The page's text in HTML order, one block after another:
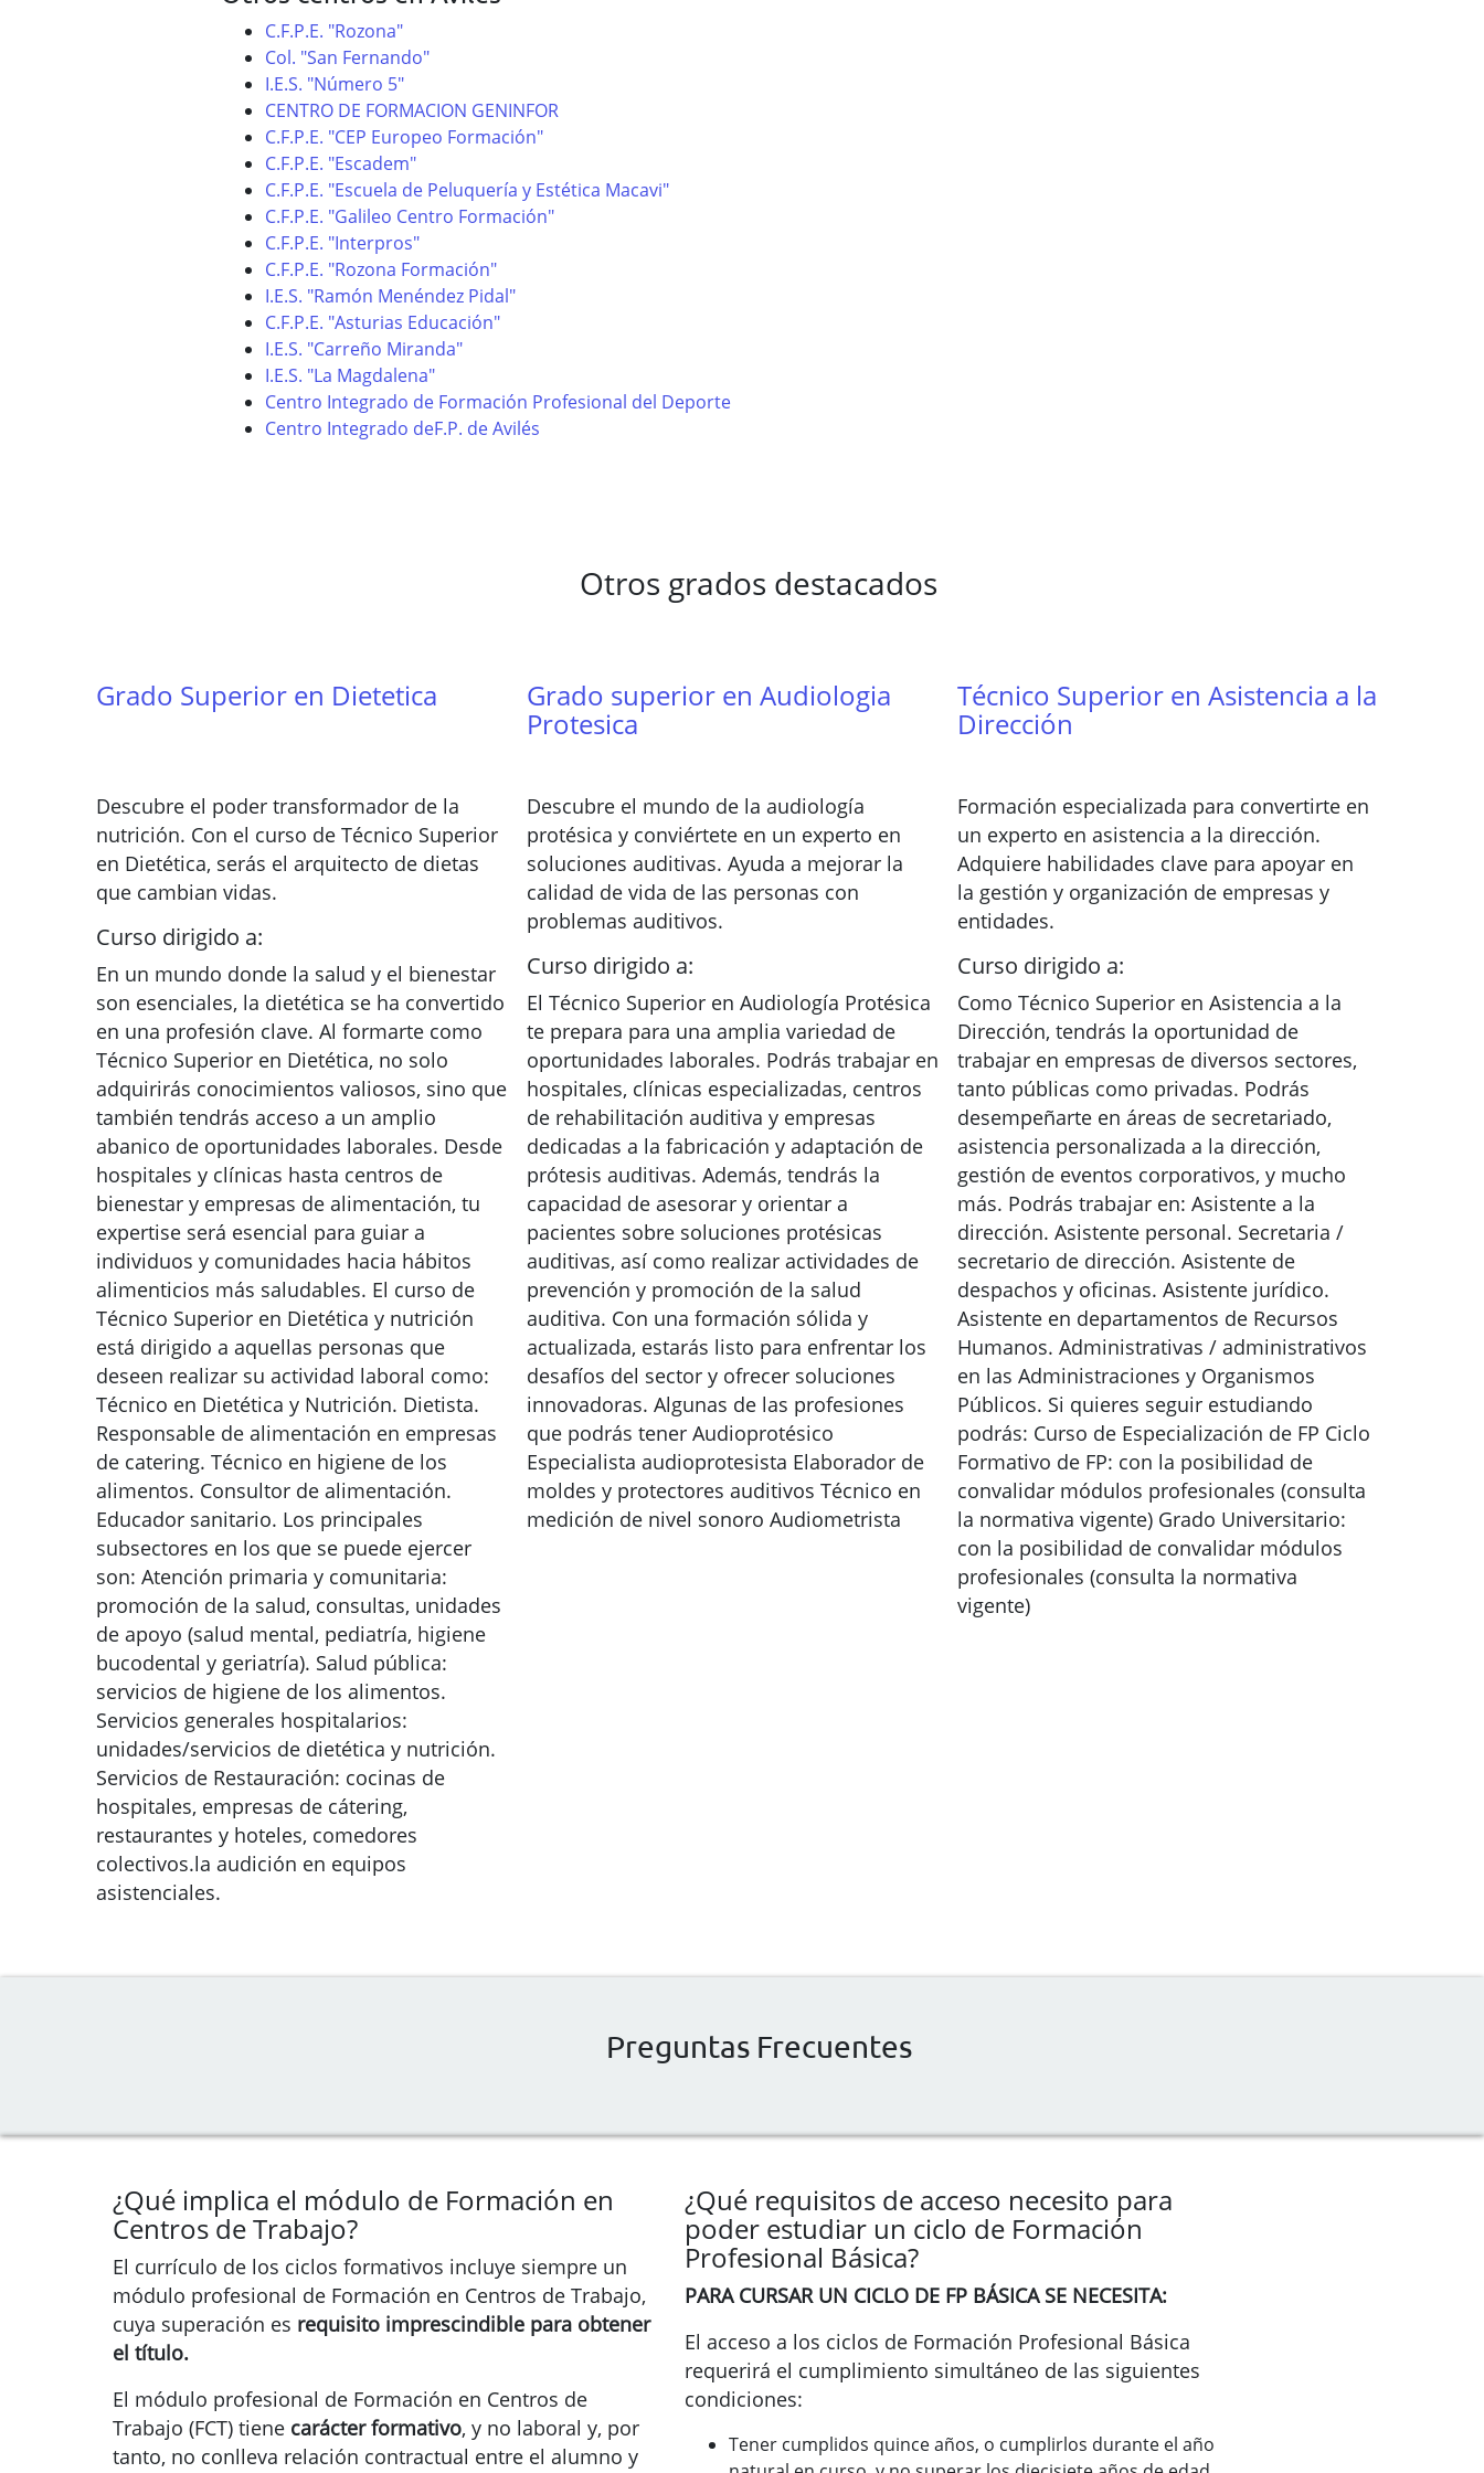
C.F.P.E. "Rozona"
Col. "San Fernando"
I.E.S. "Número 5"
CENTRO DE FORMACION GENINFOR
C.F.P.E. "CEP Europeo Formación"
C.F.P.E. "Escadem"
C.F.P.E. "Escuela de Peluquería y Estética Macavi"
C.F.P.E. "Galileo Centro Formación"
C.F.P.E. "Interpros"
C.F.P.E. "Rozona Formación"
I.E.S. "Ramón Menéndez Pidal"
C.F.P.E. "Asturias Educación"
I.E.S. "Carreño Miranda"
I.E.S. "La Magdalena"
Centro Integrado de Formación Profesional del Deporte
Centro Integrado deF.P. de Avilés
Otros grados destacados
Grado Superior en Dietetica
Descubre el poder transformador de la
nutrición. Con el curso de Técnico Superior
en Dietética, serás el arquitecto de dietas
que cambian vidas.
Curso dirigido a:
En un mundo donde la salud y el bienestar
son esenciales, la dietética se ha convertido
en una profesión clave. Al formarte como
Técnico Superior en Dietética, no solo
adquirirás conocimientos valiosos, sino que
también tendrás acceso a un amplio
abanico de oportunidades laborales. Desde
hospitales y clínicas hasta centros de
bienestar y empresas de alimentación, tu
expertise será esencial para guiar a
individuos y comunidades hacia hábitos
alimenticios más saludables. El curso de
Técnico Superior en Dietética y nutrición
está dirigido a aquellas personas que
deseen realizar su actividad laboral como:
Técnico en Dietética y Nutrición. Dietista.
Responsable de alimentación en empresas
de catering. Técnico en higiene de los
alimentos. Consultor de alimentación.
Educador sanitario. Los principales
subsectores en los que se puede ejercer
son: Atención primaria y comunitaria:
promoción de la salud, consultas, unidades
de apoyo (salud mental, pediatría, higiene
bucodental y geriatría). Salud pública:
servicios de higiene de los alimentos.
Servicios generales hospitalarios:
unidades/servicios de dietética y nutrición.
Servicios de Restauración: cocinas de
hospitales, empresas de cátering,
restaurantes y hoteles, comedores
colectivos.la audición en equipos
asistenciales.
Grado superior en Audiologia
Protesica
Descubre el mundo de la audiología
protésica y conviértete en un experto en
soluciones auditivas. Ayuda a mejorar la
calidad de vida de las personas con
problemas auditivos.
Curso dirigido a:
El Técnico Superior en Audiología Protésica
te prepara para una amplia variedad de
oportunidades laborales. Podrás trabajar en
hospitales, clínicas especializadas, centros
de rehabilitación auditiva y empresas
dedicadas a la fabricación y adaptación de
prótesis auditivas. Además, tendrás la
capacidad de asesorar y orientar a
pacientes sobre soluciones protésicas
auditivas, así como realizar actividades de
prevención y promoción de la salud
auditiva. Con una formación sólida y
actualizada, estarás listo para enfrentar los
desafíos del sector y ofrecer soluciones
innovadoras. Algunas de las profesiones
que podrás tener Audioprotésico
Especialista audioprotesista Elaborador de
moldes y protectores auditivos Técnico en
medición de nivel sonoro Audiometrista
Técnico Superior en Asistencia a la
Dirección
Formación especializada para convertirte en
un experto en asistencia a la dirección.
Adquiere habilidades clave para apoyar en
la gestión y organización de empresas y
entidades.
Curso dirigido a:
Como Técnico Superior en Asistencia a la
Dirección, tendrás la oportunidad de
trabajar en empresas de diversos sectores,
tanto públicas como privadas. Podrás
desempeñarte en áreas de secretariado,
asistencia personalizada a la dirección,
gestión de eventos corporativos, y mucho
más. Podrás trabajar en: Asistente a la
dirección. Asistente personal. Secretaria /
secretario de dirección. Asistente de
despachos y oficinas. Asistente jurídico.
Asistente en departamentos de Recursos
Humanos. Administrativas / administrativos
en las Administraciones y Organismos
Públicos. Si quieres seguir estudiando
podrás: Curso de Especialización de FP Ciclo
Formativo de FP: con la posibilidad de
convalidar módulos profesionales (consulta
la normativa vigente) Grado Universitario:
con la posibilidad de convalidar módulos
profesionales (consulta la normativa
vigente)
Preguntas Frecuentes
¿Qué implica el módulo de Formación en
Centros de Trabajo?
El currículo de los ciclos formativos incluye siempre un
módulo profesional de Formación en Centros de Trabajo,
cuya superación es requisito imprescindible para obtener
el título.
El módulo profesional de Formación en Centros de
Trabajo (FCT) tiene carácter formativo, y no laboral y, por
tanto, no conlleva relación contractual entre el alumno y
¿Qué requisitos de acceso necesito para
poder estudiar un ciclo de Formación
Profesional Básica?
PARA CURSAR UN CICLO DE FP BÁSICA SE NECESITA:
El acceso a los ciclos de Formación Profesional Básica
requerirá el cumplimiento simultáneo de las siguientes
condiciones:
Tener cumplidos quince años, o cumplirlos durante el año